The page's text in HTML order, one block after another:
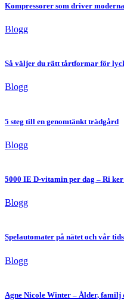
Kompressorer som driver
Blogg
Så väljer du rätt tårtformar för
Blogg
5 steg till en genomtänkt trädgård
Blogg
5000 IE D-vitamin per dag – Ri
Blogg
Spelautomater på nätet och vår
Blogg
Agne Nicole Winter – Ålder, familj